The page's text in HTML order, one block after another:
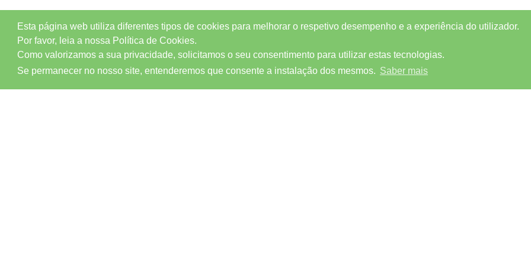
Esta página web utiliza diferentes tipos de cookies para melhorar o respetivo desempenho e a experiência do utilizador.
Por favor, leia a nossa Política de Cookies.
Como valorizamos a sua privacidade, solicitamos o seu consentimento para utilizar estas tecnologias.
Se permanecer no nosso site, entenderemos que consente a instalação dos mesmos. Saber mais